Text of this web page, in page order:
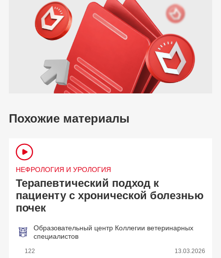
Похожие материалы
НЕФРОЛОГИЯ И УРОЛОГИЯ
Терапевтический подход к
пациенту с хронической болезнью
почек
Образовательный центр Коллегии ветеринарных
специалистов
122 13.03.2026